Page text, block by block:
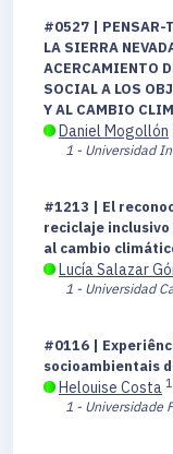
#0527 | PENSAR-
LA SIERRA
ACERCAMIENTO
SOCIAL A LOS
Y AL CAMBIO
Daniel Mogollón
1 - Universidad
#1213 | El
reciclaje
al cambio
Lucía Salazar
1 - Universidad
#0116 |
socioambientais
Helouise Costa 1
1 - Universidade